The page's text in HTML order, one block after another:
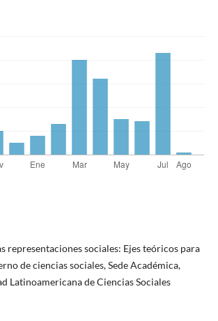
representaciones sociales: Ejes teóricos para
de ciencias sociales, Sede Académica,
Latinoamericana de Ciencias Sociales